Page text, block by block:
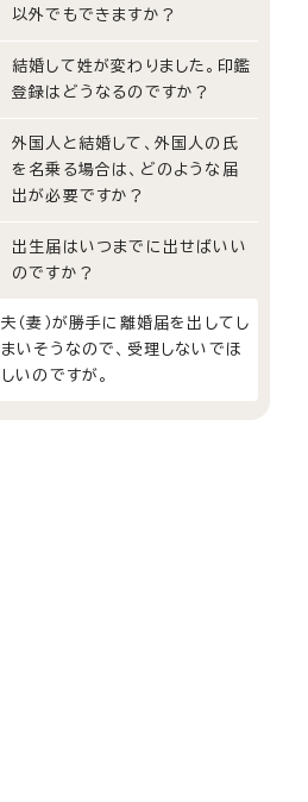
以外でもできますか？
結婚して姓が変わりました。印鑑
登録はどうなるのですか？
外国人と結婚して、外国人の氏
を名乗る場合は、どのような届
出が必要ですか？
出生届はいつまでに出せばいい
のですか？
夫（妻）が勝手に離婚届を出してし
まいそうなので、受理しないでほ
しいのですが。